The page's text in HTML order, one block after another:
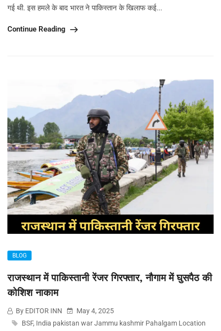
गई थी. इस हमले के बाद भारत ने पाकिस्तान के खिलाफ कई...
Continue Reading
BLOG
राजस्थान में पाकिस्तानी रेंजर गिरफ्तार, नौगाम में घुसपैठ की
कोशिश नाकाम
By EDITOR INN
May 4, 2025
BSF, India pakistan war Jammu kashmir Pahalgam Location